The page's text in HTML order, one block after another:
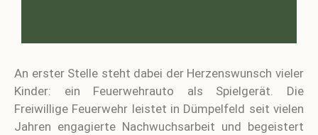
An erster Stelle steht dabei der Herzenswunsch vieler
Kinder: ein Feuerwehrauto als Spielgerät. Die
Freiwillige Feuerwehr leistet in Dümpelfeld seit vielen
Jahren engagierte Nachwuchsarbeit und begeistert